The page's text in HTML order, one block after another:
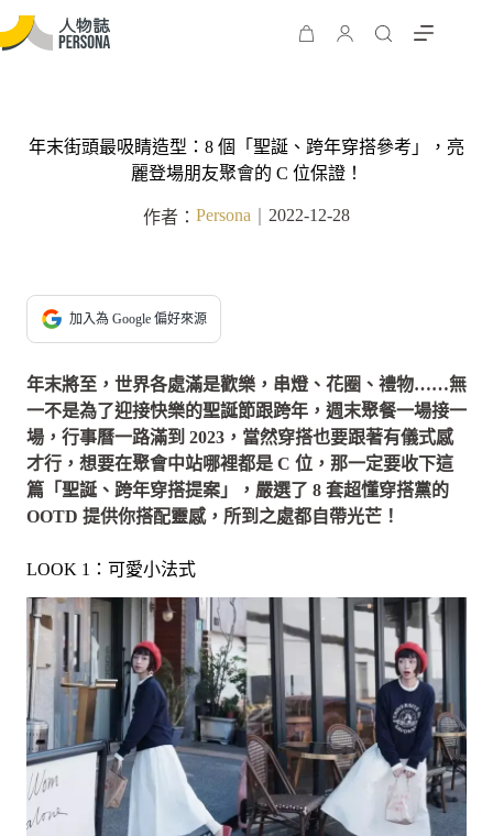
年末街頭最吸睛造型：8 個「聖誕、跨年穿搭參考」，亮
麗登場朋友聚會的 C 位保證！
作者： Persona 2022-12-28
加入為 Google 偏好來源
年末將至，世界各處滿是歡樂，串燈、花圈、禮物……無
一不是為了迎接快樂的聖誕節跟跨年，週末聚餐一場接一
場，行事曆一路滿到 2023，當然穿搭也要跟著有儀式感
才行，想要在聚會中站哪裡都是 C 位，那一定要收下這
篇「聖誕、跨年穿搭提案」，嚴選了 8 套超懂穿搭黨的
OOTD 提供你搭配靈感，所到之處都自帶光芒！
LOOK 1：可愛小法式